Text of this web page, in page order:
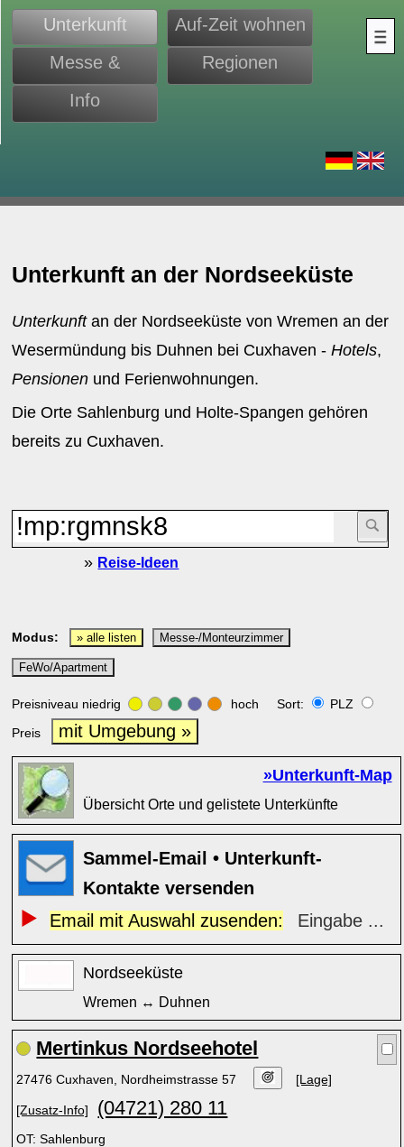
Unterkunft
Auf-Zeit wohnen
Messe &
Monteure
Regionen
Info
Unterkunft an der Nordseeküste
Unterkunftan der Nordseeküste von Wremen an der
Wesermündung bis Duhnen bei Cuxhaven -Hotels,
Pensionen und Ferienwohnungen.
Die Orte Sahlenburg und Holte-Spangen gehören
bereits zu Cuxhaven.
» Reise-Ideen
Modus: » alle listen Messe-/Monteurzimmer
FeWo/Apartment
Preisniveau niedrig hoch Sort:
PLZ
Preis
mit Umgebung »
»Unterkunft-Map
Übersicht Orte und gelistete Unterkünfte
Sammel-Email • Unterkunft-
Kontakte versenden
Email mit Auswahl zusenden:
Eingabe ...
Nordseeküste
Wremen ↔ Duhnen
Mertinkus Nordseehotel
27476 Cuxhaven, Nordheimstrasse 57 [Lage]
[Zusatz-Info] (04721) 280 11
OT: Sahlenburg